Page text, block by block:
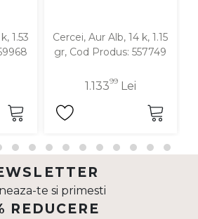
1.53
Cercei, Aur Alb, 14 k, 1.15
gr, Cod Produs: 557749
1.13399Lei
te si primesti
REDUCERE